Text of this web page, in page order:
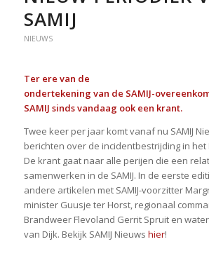
SAMIJ
NIEUWS
Ter ere van de
ondertekening van de SAMIJ-
SAMIJ sinds vandaag ook een krant.
Twee keer per jaar komt vanaf nu SAMIJ
berichten over de incidentbestrijding in het
De krant gaat naar alle perijen die een
samenwerken in de SAMIJ. In de eerste
andere artikelen met SAMIJ-voorzitter
minister Guusje ter Horst, regionaal
Brandweer Flevoland Gerrit Spruit en
van Dijk. Bekijk SAMIJ Nieuws hier!